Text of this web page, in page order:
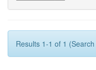
Results 1-1 of 1